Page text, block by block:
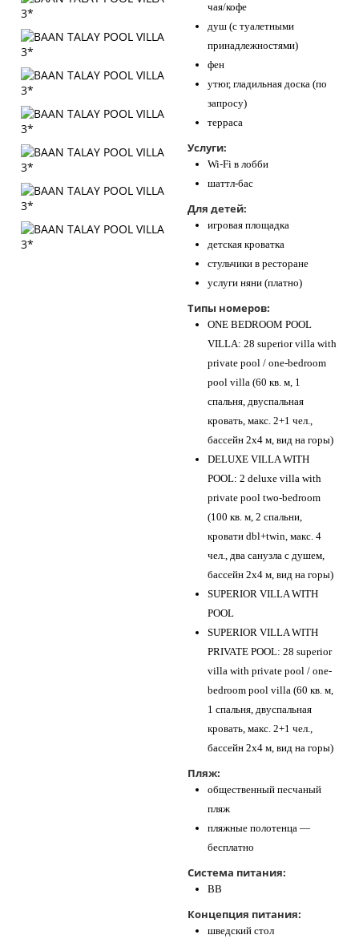
чая/кофе
душ (с туалетными
принадлежностями)
фен
утюг, гладильная доска (по
запросу)
терраса
Услуги:
Wi-Fi в лобби
шаттл-бас
Для детей:
игровая площадка
детская кроватка
стульчики в ресторане
услуги няни (платно)
Типы номеров:
ONE BEDROOM POOL
VILLA: 28 superior villa with
private pool / one-bedroom
pool villa (60 кв. м, 1
спальня, двуспальная
кровать, макс. 2+1 чел.,
бассейн 2х4 м, вид на горы)
DELUXE VILLA WITH
POOL: 2 deluxe villa with
private pool two-bedroom
(100 кв. м, 2 спальни,
кровати dbl+twin, макс. 4
чел., два санузла с душем,
бассейн 2х4 м, вид на горы)
SUPERIOR VILLA WITH
POOL
SUPERIOR VILLA WITH
PRIVATE POOL: 28 superior
villa with private pool / one-
bedroom pool villa (60 кв. м,
1 спальня, двуспальная
кровать, макс. 2+1 чел.,
бассейн 2х4 м, вид на горы)
Пляж:
общественный песчаный
пляж
пляжные полотенца —
бесплатно
Система питания:
BB
Концепция питания:
шведский стол